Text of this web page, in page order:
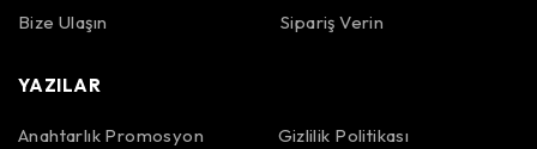
Bize Ulaşın Sipariş Verin
YAZILAR
Anahtarlık Promosyon Gizlilik Politikası